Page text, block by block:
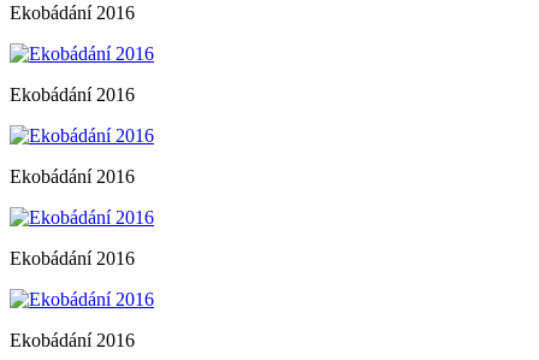
Ekobádání 2016
Ekobádání 2016
Ekobádání 2016
Ekobádání 2016
Ekobádání 2016